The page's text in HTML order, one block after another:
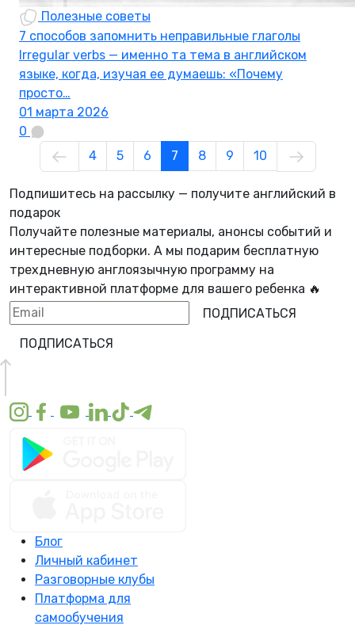
Полезные советы
7 способов запомнить неправильные глаголы
Irregular verbs — именно та тема в английском
языке, когда, изучая ее думаешь: «Почему
просто…
01 марта 2026
0
4
5 6 7 8 9 10
Подпишитесь на рассылку — получите английский в
подарок
Получайте полезные материалы, анонсы событий и
интересные подборки. А мы подарим бесплатную
трехдневную англоязычную программу на
интерактивной платформе для вашего ребенка 🔥
ПОДПИСАТЬСЯ
ПОДПИСАТЬСЯ
Блог
Личный кабинет
Разговорные клубы
Платформа для
самообучения